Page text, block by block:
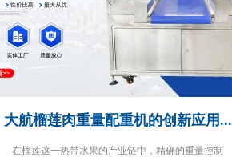
大航榴莲肉重量配重机的创新应用...
在榴莲这一热带水果的产业链中，精确的重量控制